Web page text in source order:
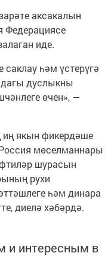
аксакалын
Федерациясе
иде.
саклау һәм үстерүгә
дуслыкны
өчен», —
иң якын фикердәше
мөселманнары
шурасын
рухи
һәм динара
диелә хәбәрдә.
и интересным в